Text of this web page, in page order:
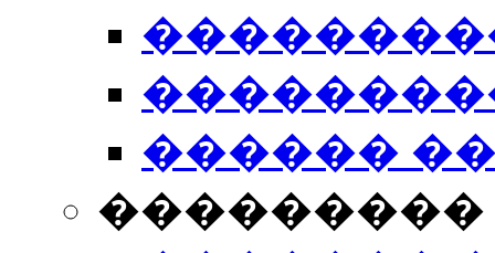
������
���������